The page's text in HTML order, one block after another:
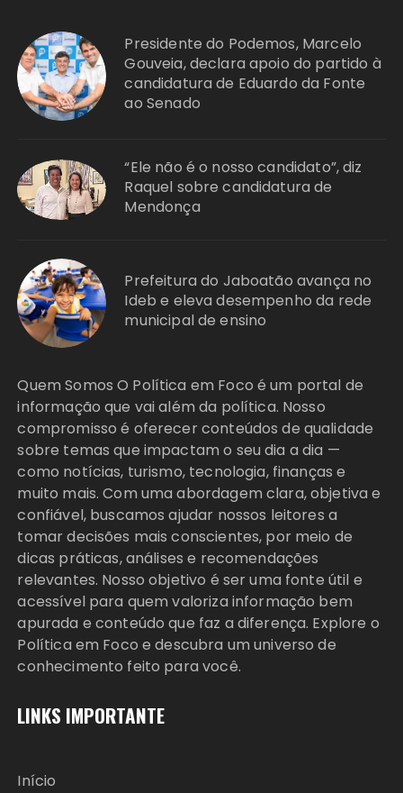
Presidente do Podemos, Marcelo
Gouveia, declara apoio do partido à
candidatura de Eduardo da Fonte
ao Senado
“Ele não é o nosso candidato”, diz
Raquel sobre candidatura de
Mendonça
Prefeitura do Jaboatão avança no
Ideb e eleva desempenho da rede
municipal de ensino
Quem Somos O Política em Foco é um portal de
informação que vai além da política. Nosso
compromisso é oferecer conteúdos de qualidade
sobre temas que impactam o seu dia a dia —
como notícias, turismo, tecnologia, finanças e
muito mais. Com uma abordagem clara, objetiva e
confiável, buscamos ajudar nossos leitores a
tomar decisões mais conscientes, por meio de
dicas práticas, análises e recomendações
relevantes. Nosso objetivo é ser uma fonte útil e
acessível para quem valoriza informação bem
apurada e conteúdo que faz a diferença. Explore o
Política em Foco e descubra um universo de
conhecimento feito para você.
LINKS IMPORTANTE
Início